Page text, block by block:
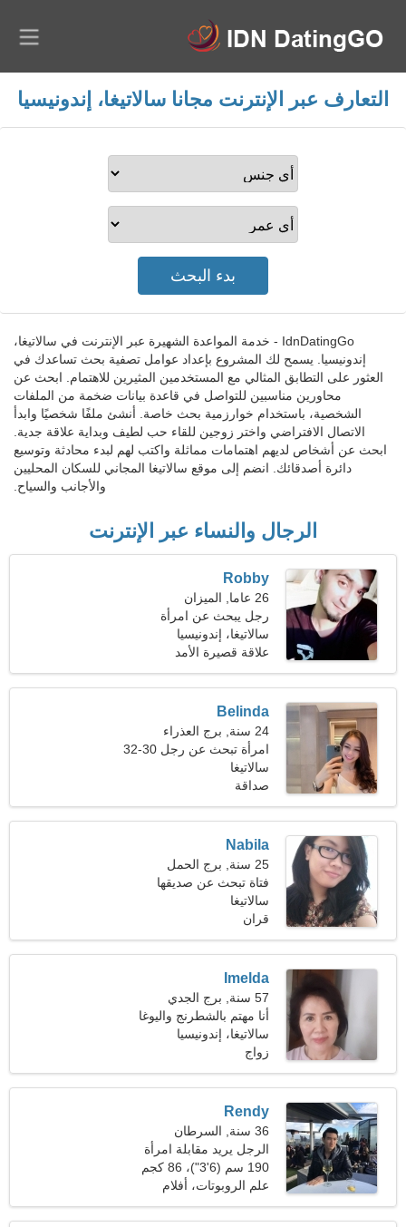
التعارف عبر الإنترنت مجانا سالاتيغا، إندونيسيا
IdnDatingGo - خدمة المواعدة الشهيرة عبر الإنترنت في سالاتيغا،
إندونيسيا. يسمح لك المشروع بإعداد عوامل تصفية بحث تساعدك في
العثور على التطابق المثالي مع المستخدمين المثيرين للاهتمام. ابحث عن
محاورين مناسبين للتواصل في قاعدة بيانات ضخمة من الملفات
الشخصية، باستخدام خوارزمية بحث خاصة. أنشئ ملفًا شخصيًا وابدأ
الاتصال الافتراضي واختر زوجين للقاء حب لطيف وبداية علاقة جدية.
ابحث عن أشخاص لديهم اهتمامات مماثلة واكتب لهم لبدء محادثة وتوسيع
دائرة أصدقائك. انضم إلى موقع سالاتيغا المجاني للسكان المحليين
والأجانب والسياح.
الرجال والنساء عبر الإنترنت
Robby
26 عاما, الميزان
رجل يبحث عن امرأة
سالاتيغا، إندونيسيا
علاقة قصيرة الأمد
Belinda
24 سنة, برج العذراء
امرأة تبحث عن رجل 30-32
سالاتيغا
صداقة
Nabila
25 سنة, برج الحمل
فتاة تبحث عن صديقها
سالاتيغا
قران
Imelda
57 سنة, برج الجدي
أنا مهتم بالشطرنج واليوغا
سالاتيغا، إندونيسيا
زواج
Rendy
36 سنة, السرطان
الرجل يريد مقابلة امرأة
190 سم (6'3")، 86 كجم
(189 رطلا)
علم الروبوتات، أفلام